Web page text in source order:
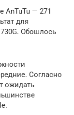
AnTuTu — 271
для
Обошлось
Согласно
ожидать